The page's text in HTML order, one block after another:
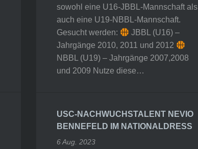
sowohl eine U16-JBBL-Mannschaft als
auch eine U19-NBBL-Mannschaft.
Gesucht werden:
JBBL (U16) –
Jahrgänge 2010, 2011 und 2012
NBBL (U19) – Jahrgänge 2007,2008
und 2009 Nutze diese…
USC-NACHWUCHSTALENT NEVIO
BENNEFELD IM NATIONALDRESS
6 Aug. 2023